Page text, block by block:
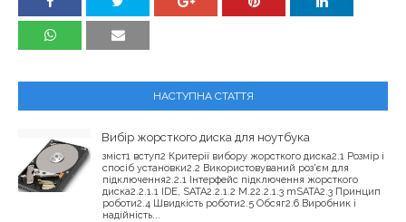
НАСТУПНА СТАТТЯ
Вибір жорсткого диска для ноутбука
зміст1 вступ2 Критерії вибору жорсткого диска2.1 Розмір і
спосіб установки2.2 Використовуваний роз'єм для
підключення2.2.1 Інтерфейс підключення жорсткого
диска2.2.1.1 IDE, SATA2.2.1.2 M.22.2.1.3 mSATA2.3 Принцип
роботи2.4 Швидкість роботи2.5 Обсяг2.6 Виробник і
надійність...